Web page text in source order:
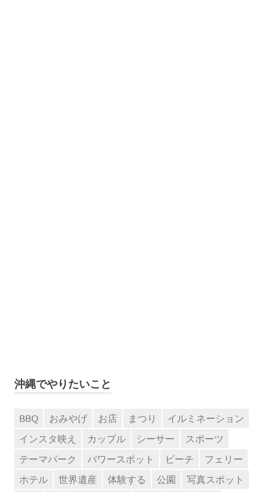
沖縄でやりたいこと
BBQ おみやげ お店 まつり
イルミネーション
インスタ映え
カップル シーサー
スポーツ
テーマパーク
パワースポット ビーチ
フェリー
ホテル
世界遺産 体験する 公園
写真スポット